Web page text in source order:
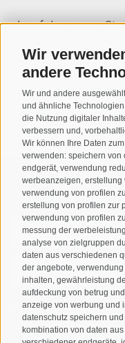
Wir
andere
Wir und andere
und ähnliche
die Nutzung digitaler
verbessern und,
Wir können Ihre Daten
verwenden: speichern von
endgerät, verwendung
werbeanzeigen,
verwendung von profilen
erstellung von profilen zur
verwendung von profilen
messung der
analyse von zielgruppen
daten aus verschiedenen
der angebote,
inhalten, gewährleistung
aufdeckung von betrug
anzeige von werbung und
datenschutz speichern
kombination von daten
Josef-Jungmann-Str.
MWSt.-Nr:
T+39 0474
Ich habe die
verstanden und
personenbezogenen